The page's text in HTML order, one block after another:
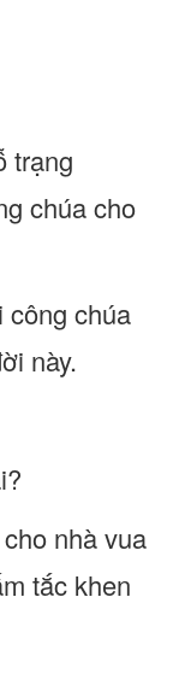
trạng
chúa cho
chúa
này.
nhà vua
tắc khen